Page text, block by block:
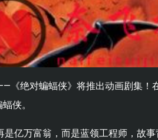
《绝对蝙蝠侠》将推出动画剧集！
侠。
亿万富翁，而是蓝领工程师，故